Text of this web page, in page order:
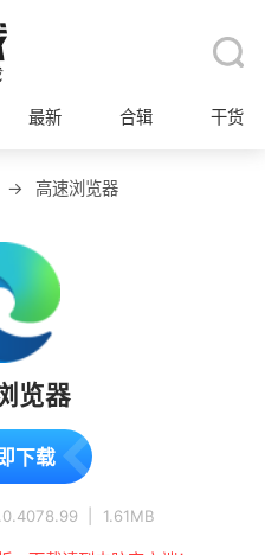
最新 合辑 干货
→ 高速浏览器
览器
下载
1.61MB